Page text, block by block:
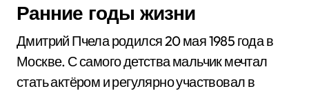
Ранние годы жизни
Дмитрий Пчела родился 20 мая 1985 года в
Москве. С самого детства мальчик мечтал
стать актёром и регулярно участвовал в